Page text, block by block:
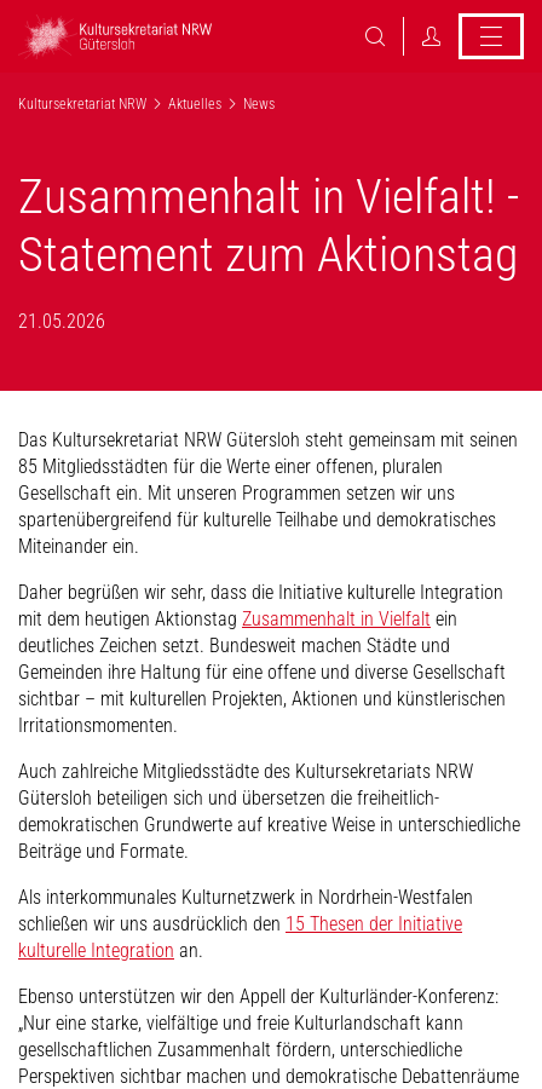
Kultursekretariat NRW Aktuelles News
Zusammenhalt in Vielfalt! -
Statement zum Aktionstag
21.05.2026
Das Kultursekretariat NRW Gütersloh steht gemeinsam mit seinen
85 Mitgliedsstädten für die Werte einer offenen, pluralen
Gesellschaft ein. Mit unseren Programmen setzen wir uns
spartenübergreifend für kulturelle Teilhabe und demokratisches
Miteinander ein.
Daher begrüßen wir sehr, dass die Initiative kulturelle Integration
mit dem heutigen Aktionstag Zusammenhalt in Vielfalt ein
deutliches Zeichen setzt. Bundesweit machen Städte und
Gemeinden ihre Haltung für eine offene und diverse Gesellschaft
sichtbar – mit kulturellen Projekten, Aktionen und künstlerischen
Irritationsmomenten.
Auch zahlreiche Mitgliedsstädte des Kultursekretariats NRW
Gütersloh beteiligen sich und übersetzen die freiheitlich-
demokratischen Grundwerte auf kreative Weise in unterschiedliche
Beiträge und Formate.
Als interkommunales Kulturnetzwerk in Nordrhein-Westfalen
schließen wir uns ausdrücklich den 15 Thesen der Initiative
kulturelle Integration an.
Ebenso unterstützen wir den Appell der Kulturländer-Konferenz:
„Nur eine starke, vielfältige und freie Kulturlandschaft kann
gesellschaftlichen Zusammenhalt fördern, unterschiedliche
Perspektiven sichtbar machen und demokratische Debattenräume